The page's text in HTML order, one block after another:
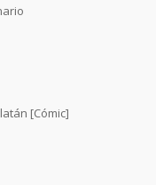
[Cómic]